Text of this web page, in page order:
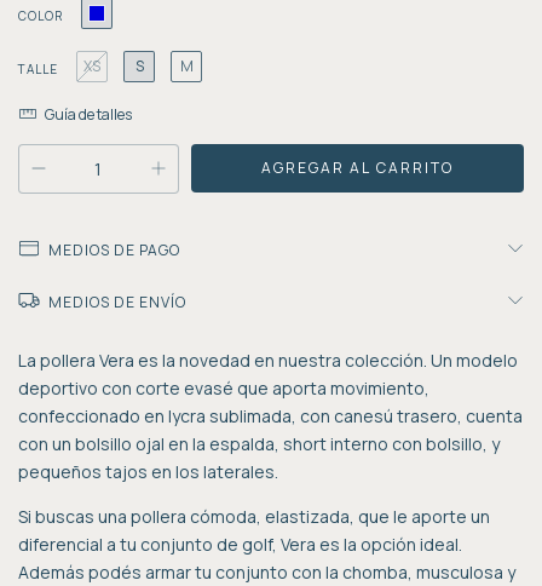
COLOR
TALLE XS S M
Guía de talles
MEDIOS DE PAGO
MEDIOS DE ENVÍO
La pollera Vera es la novedad en nuestra colección. Un modelo
deportivo con corte evasé que aporta movimiento,
confeccionado en lycra sublimada, con canesú trasero, cuenta
con un bolsillo ojal en la espalda, short interno con bolsillo, y
pequeños tajos en los laterales.
Si buscas una pollera cómoda, elastizada, que le aporte un
diferencial a tu conjunto de golf, Vera es la opción ideal.
Además podés armar tu conjunto con la chomba, musculosa y